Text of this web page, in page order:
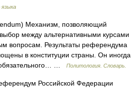
языка
Механизм, позволяющий
между альтернативными курсами
вопросам. Результаты референдума
в конституции страны. Он иногда
обязательного… …
Политология. Словарь.
Российской Федерации